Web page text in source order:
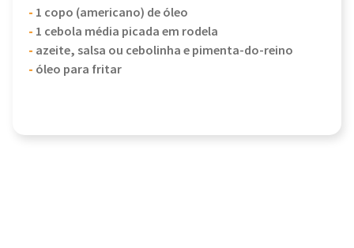
- 1 copo (americano) de óleo
- 1 cebola média picada em rodela
- azeite, salsa ou cebolinha e pimenta-do-reino
- óleo para fritar